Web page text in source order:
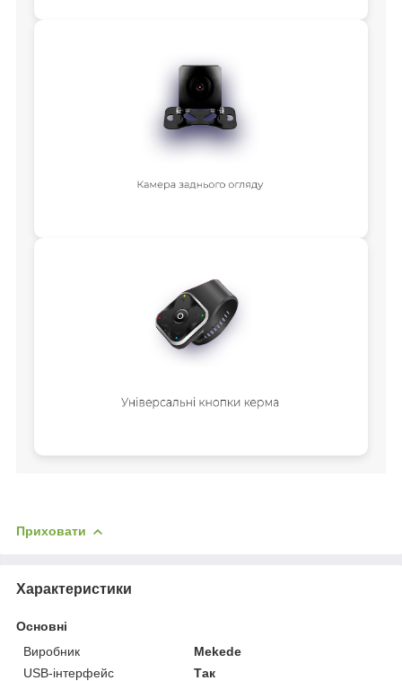
Приховати
Характеристики
Основні
Виробник
Mekede
USB-інтерфейс
Так